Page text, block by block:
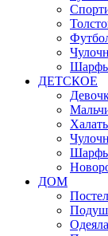
ДЕТСКОЕ
ДОМ
Одеяла